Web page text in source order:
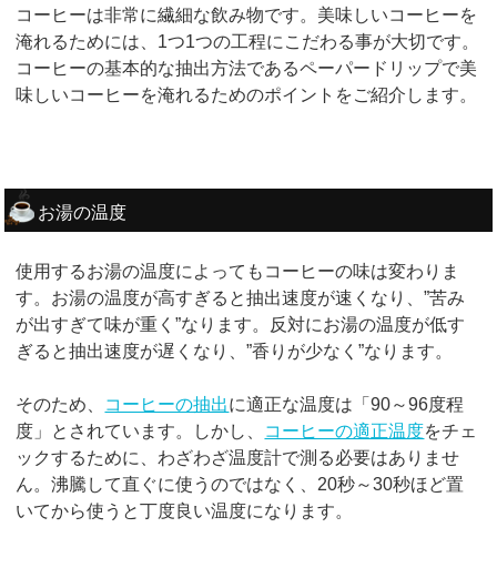
コーヒーは非常に繊細な飲み物です。美味しいコーヒーを
淹れるためには、1つ1つの工程にこだわる事が大切です。
コーヒーの基本的な抽出方法であるペーパードリップで美
味しいコーヒーを淹れるためのポイントをご紹介します。
お湯の温度
使用するお湯の温度によってもコーヒーの味は変わりま
す。お湯の温度が高すぎると抽出速度が速くなり、”苦み
が出すぎて味が重く”なります。反対にお湯の温度が低す
ぎると抽出速度が遅くなり、”香りが少なく”なります。
そのため、 コーヒーの抽出に適正な温度は「90～96度程
度」とされています。しかし、 コーヒーの適正温度をチェ
ックするために、わざわざ温度計で測る必要はありませ
ん。沸騰して直ぐに使うのではなく、20秒～30秒ほど置
いてから使うと丁度良い温度になります。